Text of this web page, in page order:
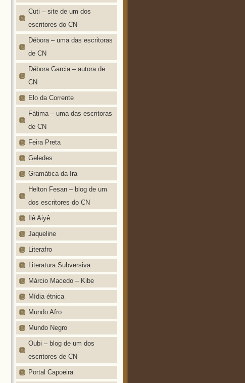
Cuti – site de um dos
escritores do CN
Débora – uma das escritoras
de CN
Débora Garcia – autora de
CN
Elo da Corrente
Fátima – uma das escritoras
de CN
Feira Preta
Geledes
Gramática da Ira
Helton Fesan – blog de um
dos escritores do CN
Ilê Aiyê
Jaqueline
Literafro
Literatura Subversiva
Márcio Macedo – Kibe
Mídia étnica
Mundo Afro
Mundo Negro
Oubi – blog de um dos
escritores de CN
Portal Capoeira